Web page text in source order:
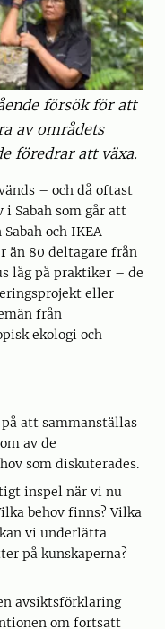
försök för att
av områdets
föredrar att växa.
– och då oftast
Sabah som går att
och IKEA
än 80 deltagare från
låg på praktiker – de
eller
från
ekologi och
att sammanställas
av de
som diskuterades.
inspel när vi nu
behov finns? Vilka
vi underlätta
på kunskaperna?
avsiktsförklaring
om fortsatt